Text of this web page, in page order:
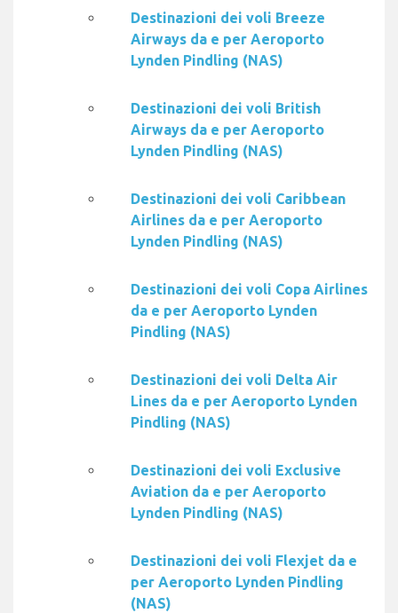
Destinazioni dei voli Breeze
Airways da e per Aeroporto
Lynden Pindling (NAS)
Destinazioni dei voli British
Airways da e per Aeroporto
Lynden Pindling (NAS)
Destinazioni dei voli Caribbean
Airlines da e per Aeroporto
Lynden Pindling (NAS)
Destinazioni dei voli Copa Airlines
da e per Aeroporto Lynden
Pindling (NAS)
Destinazioni dei voli Delta Air
Lines da e per Aeroporto Lynden
Pindling (NAS)
Destinazioni dei voli Exclusive
Aviation da e per Aeroporto
Lynden Pindling (NAS)
Destinazioni dei voli Flexjet da e
per Aeroporto Lynden Pindling
(NAS)